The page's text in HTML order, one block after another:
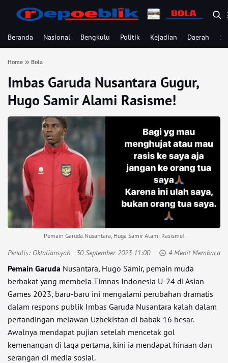
Beranda Nasional Bengkulu Politik Kejadian Daerah
Home Bola
Imbas Garuda Nusantara Gugur,
Hugo Samir Alami Rasisme!
Pemain Garuda Nusantara, Huga Samir Alami Rasisme!
Penulis: Oktaliansyah - 30 September 2023 11:00 4 Menit Membaca
Pemain Garuda Nusantara, Hugo Samir, pemain muda
berbakat yang membela Timnas Indonesia U-24 di Asian
Games 2023, baru-baru ini mengalami perubahan dramatis
dalam respons publik Imbas Garuda Nusantara kalah dalam
pertandingan melawan Uzbekistan di babak 16 besar.
Awalnya mendapat pujian setelah mencetak gol
kemenangan di laga pertama, kini ia mendapat hinaan dan
serangan di media sosial.